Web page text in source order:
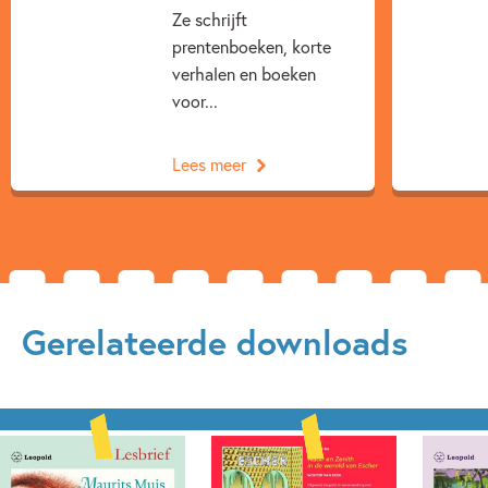
Ze schrijft
prentenboeken, korte
verhalen en boeken
voor...
Lees meer
Gerelateerde downloads